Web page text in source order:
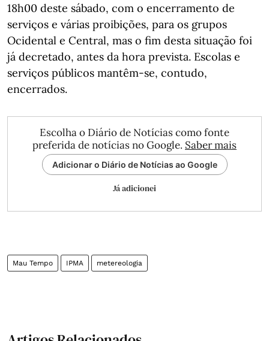
18h00 deste sábado, com o encerramento de
serviços e várias proibições, para os grupos
Ocidental e Central, mas o fim desta situação foi
já decretado, antes da hora prevista. Escolas e
serviços públicos mantêm-se, contudo,
encerrados.
Escolha o Diário de Notícias como fonte
preferida de notícias no Google. Saber mais
Adicionar o Diário de Notícias ao Google
Já adicionei
Mau Tempo IPMA metereologia